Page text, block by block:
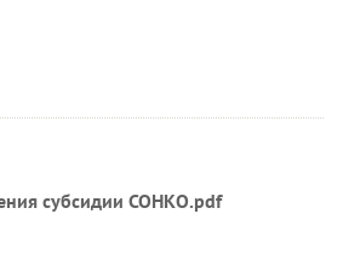
субсидии СОНКО.pdf